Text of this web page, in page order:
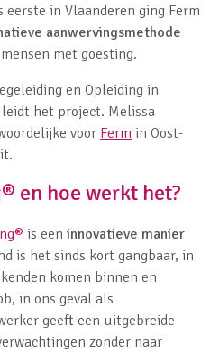
in Vlaanderen ging Ferm
aanwervingsmethode
met goesting.
en Opleiding in
het project. Melissa
voor Ferm in Oost-
® en hoe werkt het?
® is een innovatieve manier
is het sinds kort gangbaar, in
komen binnen en
in ons geval als
geeft een uitgebreide
zonder naar